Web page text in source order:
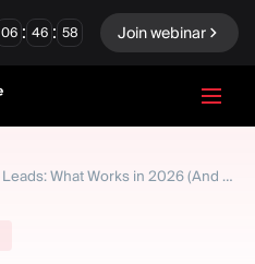
06 : 46 : 57 Join webinar
How to Generate Forex Leads: What Works in 2026 (And What Doesn't)